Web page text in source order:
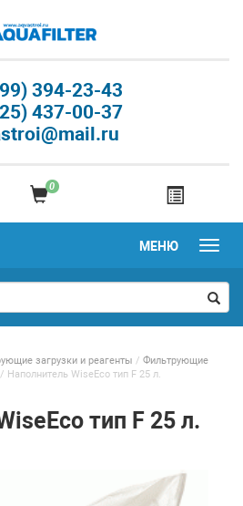
394-23-43
437-00-37
0
МЕНЮ
загрузки и реагенты / Фильтрующие
/ Наполнитель WiseEco тип F 25 л.
тип F 25 л.